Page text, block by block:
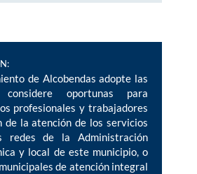
de Alcobendas adopte las
oportunas para
profesionales y trabajadores
de la atención de los servicios
redes de la Administración
y local de este municipio, o
de atención integral